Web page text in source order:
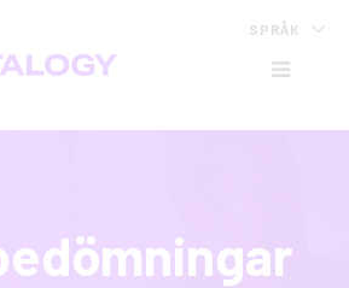
SPRÅK
HB